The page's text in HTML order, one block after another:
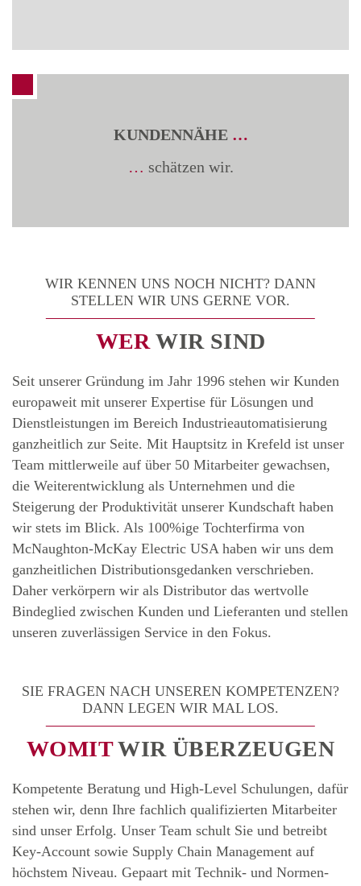
KUNDENNÄHE …
… schätzen wir.
WIR KENNEN UNS NOCH NICHT? DANN
STELLEN WIR UNS GERNE VOR.
WERWIR SIND
Seit unserer Gründung im Jahr 1996 stehen wir Kunden
europaweit mit unserer Expertise für Lösungen und
Dienstleistungen im Bereich Industrieautomatisierung
ganzheitlich zur Seite. Mit Hauptsitz in Krefeld ist unser
Team mittlerweile auf über 50 Mitarbeiter gewachsen,
die Weiterentwicklung als Unternehmen und die
Steigerung der Produktivität unserer Kundschaft haben
wir stets im Blick. Als 100%ige Tochterfirma von
McNaughton-McKay Electric USA haben wir uns dem
ganzheitlichen Distributionsgedanken verschrieben.
Daher verkörpern wir als Distributor das wertvolle
Bindeglied zwischen Kunden und Lieferanten und stellen
unseren zuverlässigen Service in den Fokus.
SIE FRAGEN NACH UNSEREN KOMPETENZEN?
DANN LEGEN WIR MAL LOS.
WOMITWIR ÜBERZEUGEN
Kompetente Beratung und High-Level Schulungen, dafür
stehen wir, denn Ihre fachlich qualifizierten Mitarbeiter
sind unser Erfolg. Unser Team schult Sie und betreibt
Key-Account sowie Supply Chain Management auf
höchstem Niveau. Gepaart mit Technik- und Normen-